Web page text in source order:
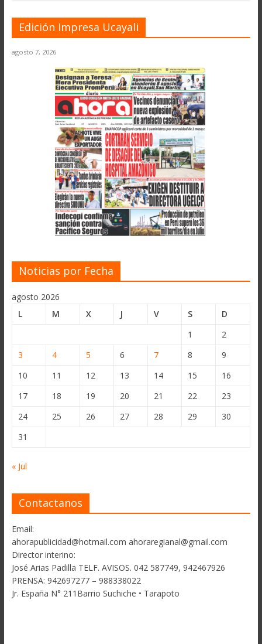
Edición Impresa Ucayali
agosto 7, 2026
Noticias por Fecha
agosto 2026
L
M X J V S
D
1
2
3
4 5 6 7 8
9
10
11 12 13 14 15
16
17
18 19 20 21 22
23
24
25 26 27 28 29
30
31
« Jul
Contactanos
Email:
ahorapublicidad@hotmail.com ahoraregianal@gmail.com
Director interino:
José Arias Padilla TELF. AVISOS. 042 587749, 942467926
PRENSA: 942697277 – 988338022
Jr. España N° 211Barrio Suchiche • Tarapoto